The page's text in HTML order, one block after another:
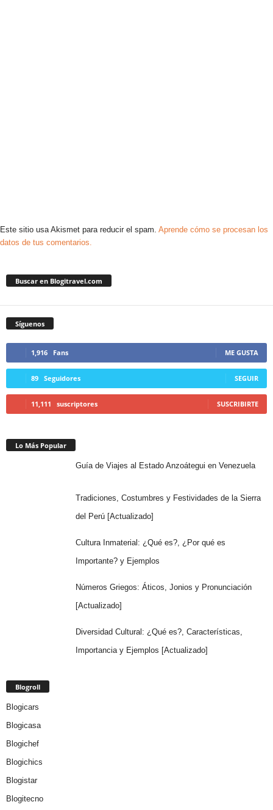
Este sitio usa Akismet para reducir el spam. Aprende cómo se procesan los
datos de tus comentarios.
Buscar en Blogitravel.com
Síguenos
1,916 Fans ME GUSTA
89 Seguidores SEGUIR
11,111 suscriptores SUSCRIBIRTE
Lo Más Popular
Guía de Viajes al Estado Anzoátegui en Venezuela
Tradiciones, Costumbres y Festividades de la Sierra
del Perú [Actualizado]
Cultura Inmaterial: ¿Qué es?, ¿Por qué es
Importante? y Ejemplos
Números Griegos: Áticos, Jonios y Pronunciación
[Actualizado]
Diversidad Cultural: ¿Qué es?, Características,
Importancia y Ejemplos [Actualizado]
Blogroll
Blogicars
Blogicasa
Blogichef
Blogichics
Blogistar
Blogitecno